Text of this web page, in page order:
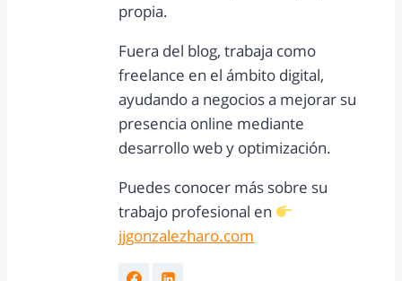
propia.
Fuera del blog, trabaja como
freelance en el ámbito digital,
ayudando a negocios a mejorar su
presencia online mediante
desarrollo web y optimización.
Puedes conocer más sobre su
trabajo profesional en
jjgonzalezharo.com